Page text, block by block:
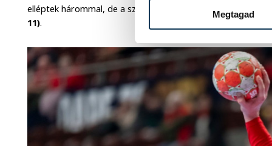
Megtagad
elléptek hárommal, de a szívósan küzdő vendéglátó nem
11).